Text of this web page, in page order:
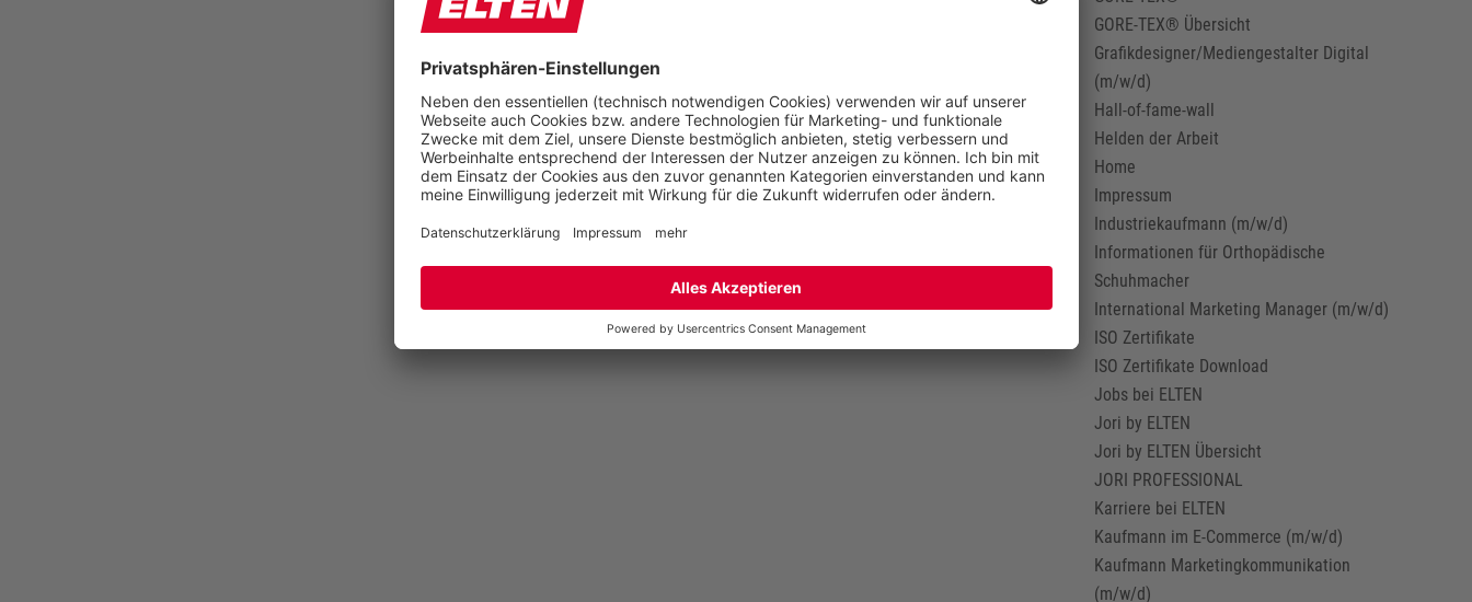
GORE-TEX® Übersicht
Grafikdesigner/Mediengestalter Digital
(m/w/d)
Hall-of-fame-wall
Helden der Arbeit
Home
Impressum
Industriekaufmann (m/w/d)
Informationen für Orthopädische
Schuhmacher
International Marketing Manager (m/w/d)
ISO Zertifikate
ISO Zertifikate Download
Jobs bei ELTEN
Jori by ELTEN
Jori by ELTEN Übersicht
JORI PROFESSIONAL
Karriere bei ELTEN
Kaufmann im E-Commerce (m/w/d)
Kaufmann Marketingkommunikation
(m/w/d)